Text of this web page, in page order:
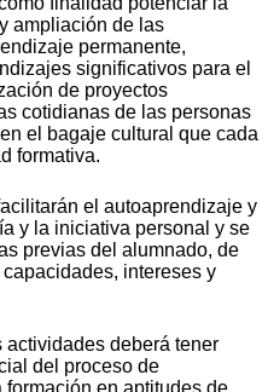
ampliación de las
permanente,
significativos para el
de proyectos
cotidianas de las personas
el bagaje cultural que cada
formativa.
el autoaprendizaje y
y la iniciativa personal y se
previas del alumnado, de
intereses y
deberá tener
del proceso de